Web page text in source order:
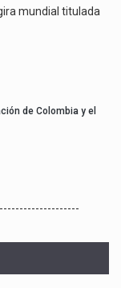
mundial titulada
de Colombia y el